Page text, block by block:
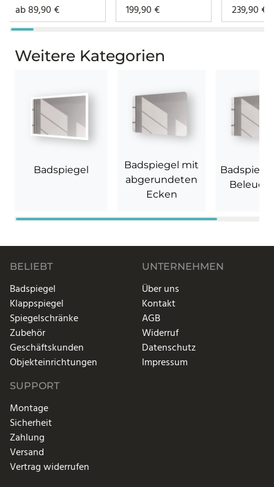
ab89,90€
Noera
199,90€
– Noemi
239,90€
Weitere Kategorien
Badspiegel
Badspiegel mit
abgerundeten
Ecken
BELIEBT
Badspiegel
Klappspiegel
Spiegelschränke
Zubehör
Geschäftskunden
Objekteinrichtungen
UNTERNEHMEN
Über uns
Kontakt
AGB
Widerruf
Datenschutz
Impressum
SUPPORT
Montage
Sicherheit
Zahlung
Versand
Vertrag widerrufen